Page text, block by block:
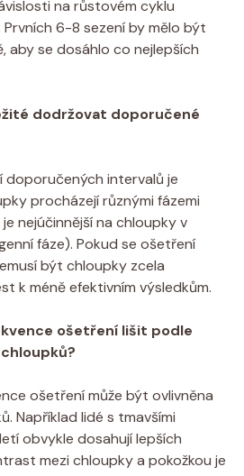
na růstovém cyklu
6-8 sezení by mělo být
aby se dosáhlo co nejlepších
dodržovat doporučené
doporučených intervalů je
procházejí různými fázemi
nejúčinnější na chloupky v
fáze). Pokud se ošetření
být chloupky zcela
k méně efektivním výsledkům.
ošetření lišit podle
ošetření může být ovlivněna
Například lidé s tmavšími
obvykle dosahují lepších
mezi chloupky a pokožkou je